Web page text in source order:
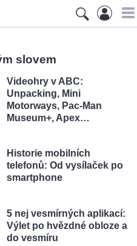
slovem
Videohry v ABC:
Unpacking, Mini
Motorways, Pac-Man
Museum+, Apex…
Historie mobilních
telefonů: Od vysílaček po
smartphone
5 nej vesmírných aplikací:
Výlet po hvězdné obloze a
do vesmíru